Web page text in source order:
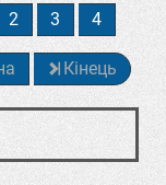
2 3 4
Кінець